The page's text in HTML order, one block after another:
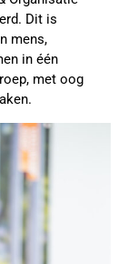
Dit is
mens,
in één
met oog